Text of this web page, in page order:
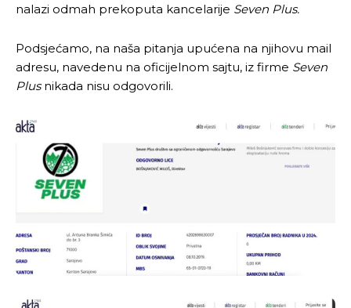
nalazi odmah prekoputa kancelarije Seven Plus.
Podsjećamo, na naša pitanja upućena na njihovu mail
adresu, navedenu na oficijelnom sajtu, iz firme Seven
Plusnikada nisu odgovorili.